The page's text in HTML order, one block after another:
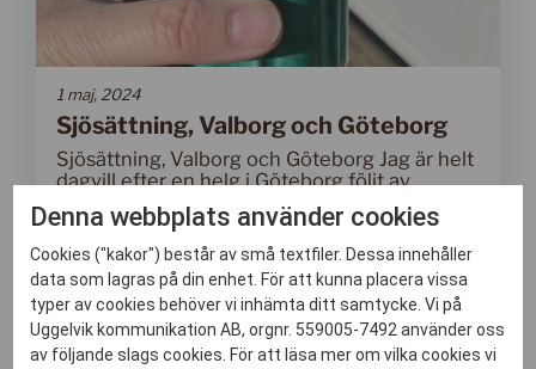
Hos oss i stan
Hos oss på landet
Kulturhistoria
Min guide till
Nu och då
Okategoriserade
Samarbeten
1 maj, 2024
Sjösättning, Valborg och Göteborg
Sjösättning, Valborg och Göteborg Jag är helt
dagvill efter en helg i Göteborg följt av
halvdagsledig...
Läs hela inlägget
Trädgårdsdagboken
Denna webbplats använder cookies
Cookies ("kakor") består av små textfiler. Dessa innehåller
data som lagras på din enhet. För att kunna placera vissa
typer av cookies behöver vi inhämta ditt samtycke. Vi på
Uggelvik kommunikation AB, orgnr. 559005-7492 använder oss
av följande slags cookies. För att läsa mer om vilka cookies vi